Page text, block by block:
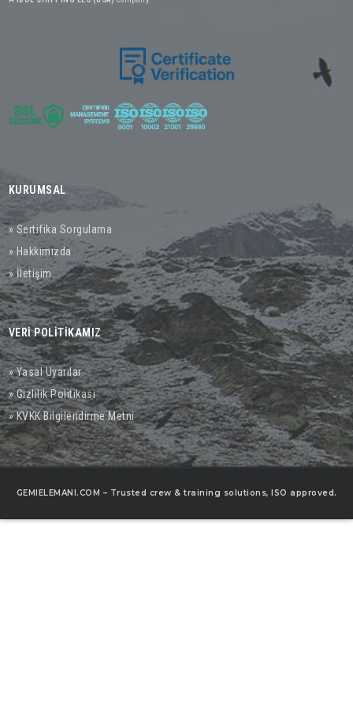
KURUMSAL
» Sertifika Sorgulama
» Hakkımızda
» İletişim
VERİ POLİTİKAMIZ
» Yasal Uyarılar
» Gizlilik Politikası
» KVKK Bilgilendirme Metni
GEMIELEMANI.COM – Trusted crew & training solutions, ISO approved.